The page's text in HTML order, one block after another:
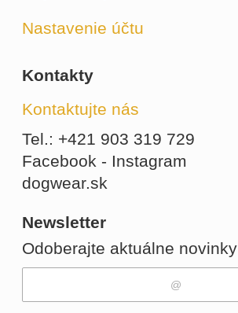
Nastavenie účtu
Kontakty
Kontaktujte nás
Tel.: +421 903 319 729
Facebook - Instagram
dogwear.sk
Newsletter
Odoberajte aktuálne novinky